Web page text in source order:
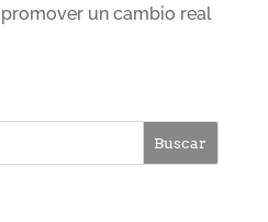
un cambio real